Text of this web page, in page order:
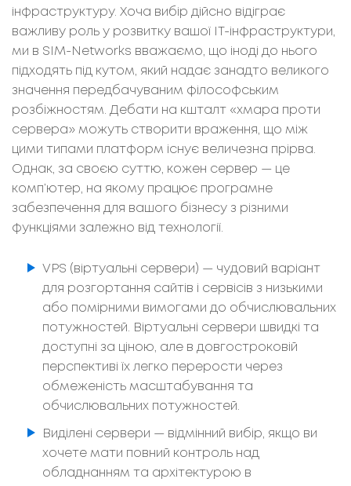
інфраструктуру. Хоча вибір дійсно відіграє
важливу роль у розвитку вашої ІТ-інфраструктури,
ми в SIM-Networks вважаємо, що іноді до нього
підходять під кутом, який надає занадто великого
значення передбачуваним філософським
розбіжностям. Дебати на кшталт «хмара проти
сервера» можуть створити враження, що між
цими типами платформ існує величезна прірва.
Однак, за своєю суттю, кожен сервер — це
комп’ютер, на якому працює програмне
забезпечення для вашого бізнесу з різними
функціями залежно від технології.
VPS (віртуальні сервери) — чудовий варіант
для розгортання сайтів і сервісів з низькими
або помірними вимогами до обчислювальних
потужностей. Віртуальні сервери швидкі та
доступні за ціною, але в довгостроковій
перспективі їх легко перерости через
обмеженість масштабування та
обчислювальних потужностей.
Виділені сервери — відмінний вибір, якщо ви
хочете мати повний контроль над
обладнанням та архітектурою в